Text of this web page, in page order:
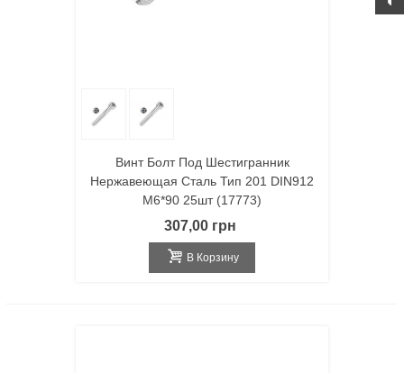
Винт Болт Под Шестигранник
Нержавеющая Сталь Тип 201 DIN912
M6*90 25шт (17773)
307,00 грн
В Корзину